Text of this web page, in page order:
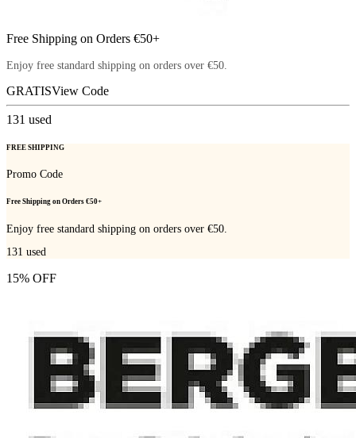
Free Shipping on Orders €50+
Enjoy free standard shipping on orders over €50.
GRATISView Code
131 used
FREE SHIPPING
Promo Code
Free Shipping on Orders €50+
Enjoy free standard shipping on orders over €50.
131 used
15% OFF